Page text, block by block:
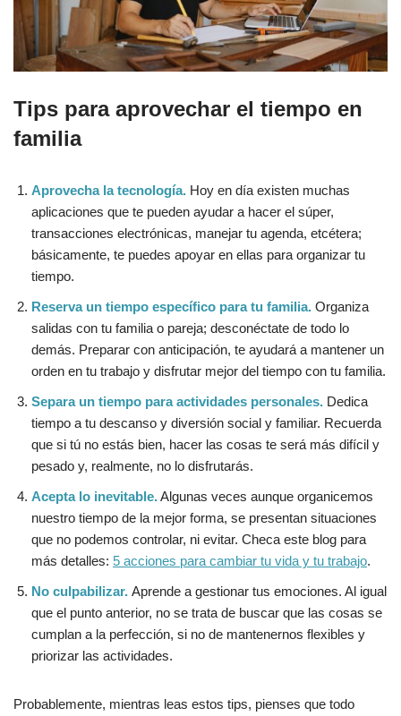
Tips para aprovechar el tiempo en
familia
Aprovecha la tecnología. Hoy en día existen muchas
aplicaciones que te pueden ayudar a hacer el súper,
transacciones electrónicas, manejar tu agenda, etcétera;
básicamente, te puedes apoyar en ellas para organizar tu
tiempo.
Reserva un tiempo específico para tu familia. Organiza
salidas con tu familia o pareja; desconéctate de todo lo
demás. Preparar con anticipación, te ayudará a mantener un
orden en tu trabajo y disfrutar mejor del tiempo con tu familia.
Separa un tiempo para actividades personales. Dedica
tiempo a tu descanso y diversión social y familiar. Recuerda
que si tú no estás bien, hacer las cosas te será más difícil y
pesado y, realmente, no lo disfrutarás.
Acepta lo inevitable.Algunas veces aunque organicemos
nuestro tiempo de la mejor forma, se presentan situaciones
que no podemos controlar, ni evitar. Checa este blog para
más detalles: 5 acciones para cambiar tu vida y tu trabajo.
No culpabilizar. Aprende a gestionar tus emociones. Al igual
que el punto anterior, no se trata de buscar que las cosas se
cumplan a la perfección, si no de mantenernos flexibles y
priorizar las actividades.
Probablemente, mientras leas estos tips, pienses que todo